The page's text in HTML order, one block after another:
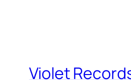
Violet